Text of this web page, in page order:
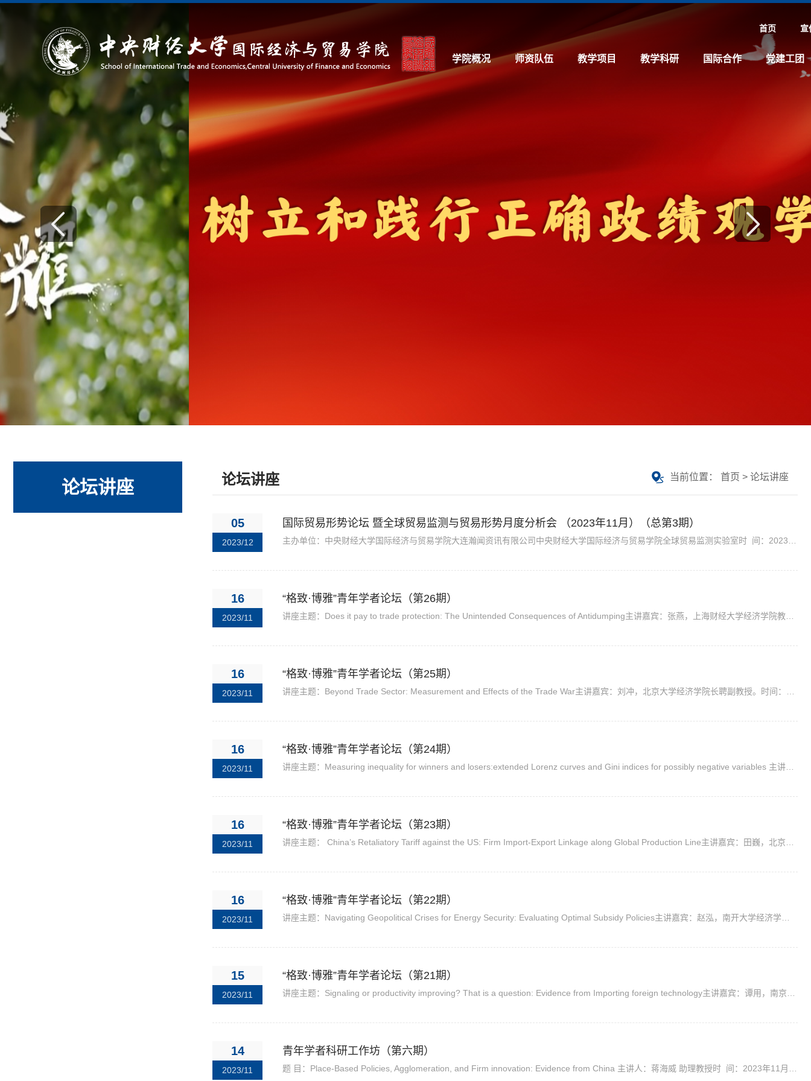
宣
首页
学院概况 师资队伍 教学项目 教学科研 国际合作 党建工团
论坛讲座 论坛讲座 当前位置： 首页 > 论坛讲座
05
2023/12
国际贸易形势论坛 暨全球贸易监测与贸易形势月度分析会 （2023年11月）（总第3期）
16
2023/11
“格致·博雅”青年学者论坛（第26期）
16
2023/11
“格致·博雅”青年学者论坛（第25期）
16
2023/11
“格致·博雅”青年学者论坛（第24期）
16
2023/11
“格致·博雅”青年学者论坛（第23期）
16
2023/11
“格致·博雅”青年学者论坛（第22期）
15
2023/11
“格致·博雅”青年学者论坛（第21期）
14
2023/11
青年学者科研工作坊（第六期）